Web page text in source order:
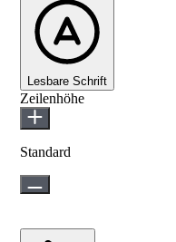
Lesbare Schrift
Zeilenhöhe
Standard